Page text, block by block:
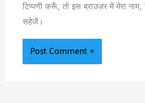
टिप्पणी करूँ, तो इस ब्राउज़र में मेरा
सहेजें।